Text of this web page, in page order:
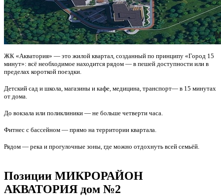
ЖК «Акватория» — это жилой квартал, созданный по принципу «Город 15
минут»: всё необходимое находится рядом — в пешей доступности или в
пределах короткой поездки.
Детский сад и школа, магазины и кафе, медицина, транспорт— в 15 минутах
от дома.
До вокзала или поликлиники — не больше четверти часа.
Фитнес с бассейном — прямо на территории квартала.
Рядом — река и прогулочные зоны, где можно отдохнуть всей семьёй.
Позиции МИКРОРАЙОН
АКВАТОРИЯ дом №2